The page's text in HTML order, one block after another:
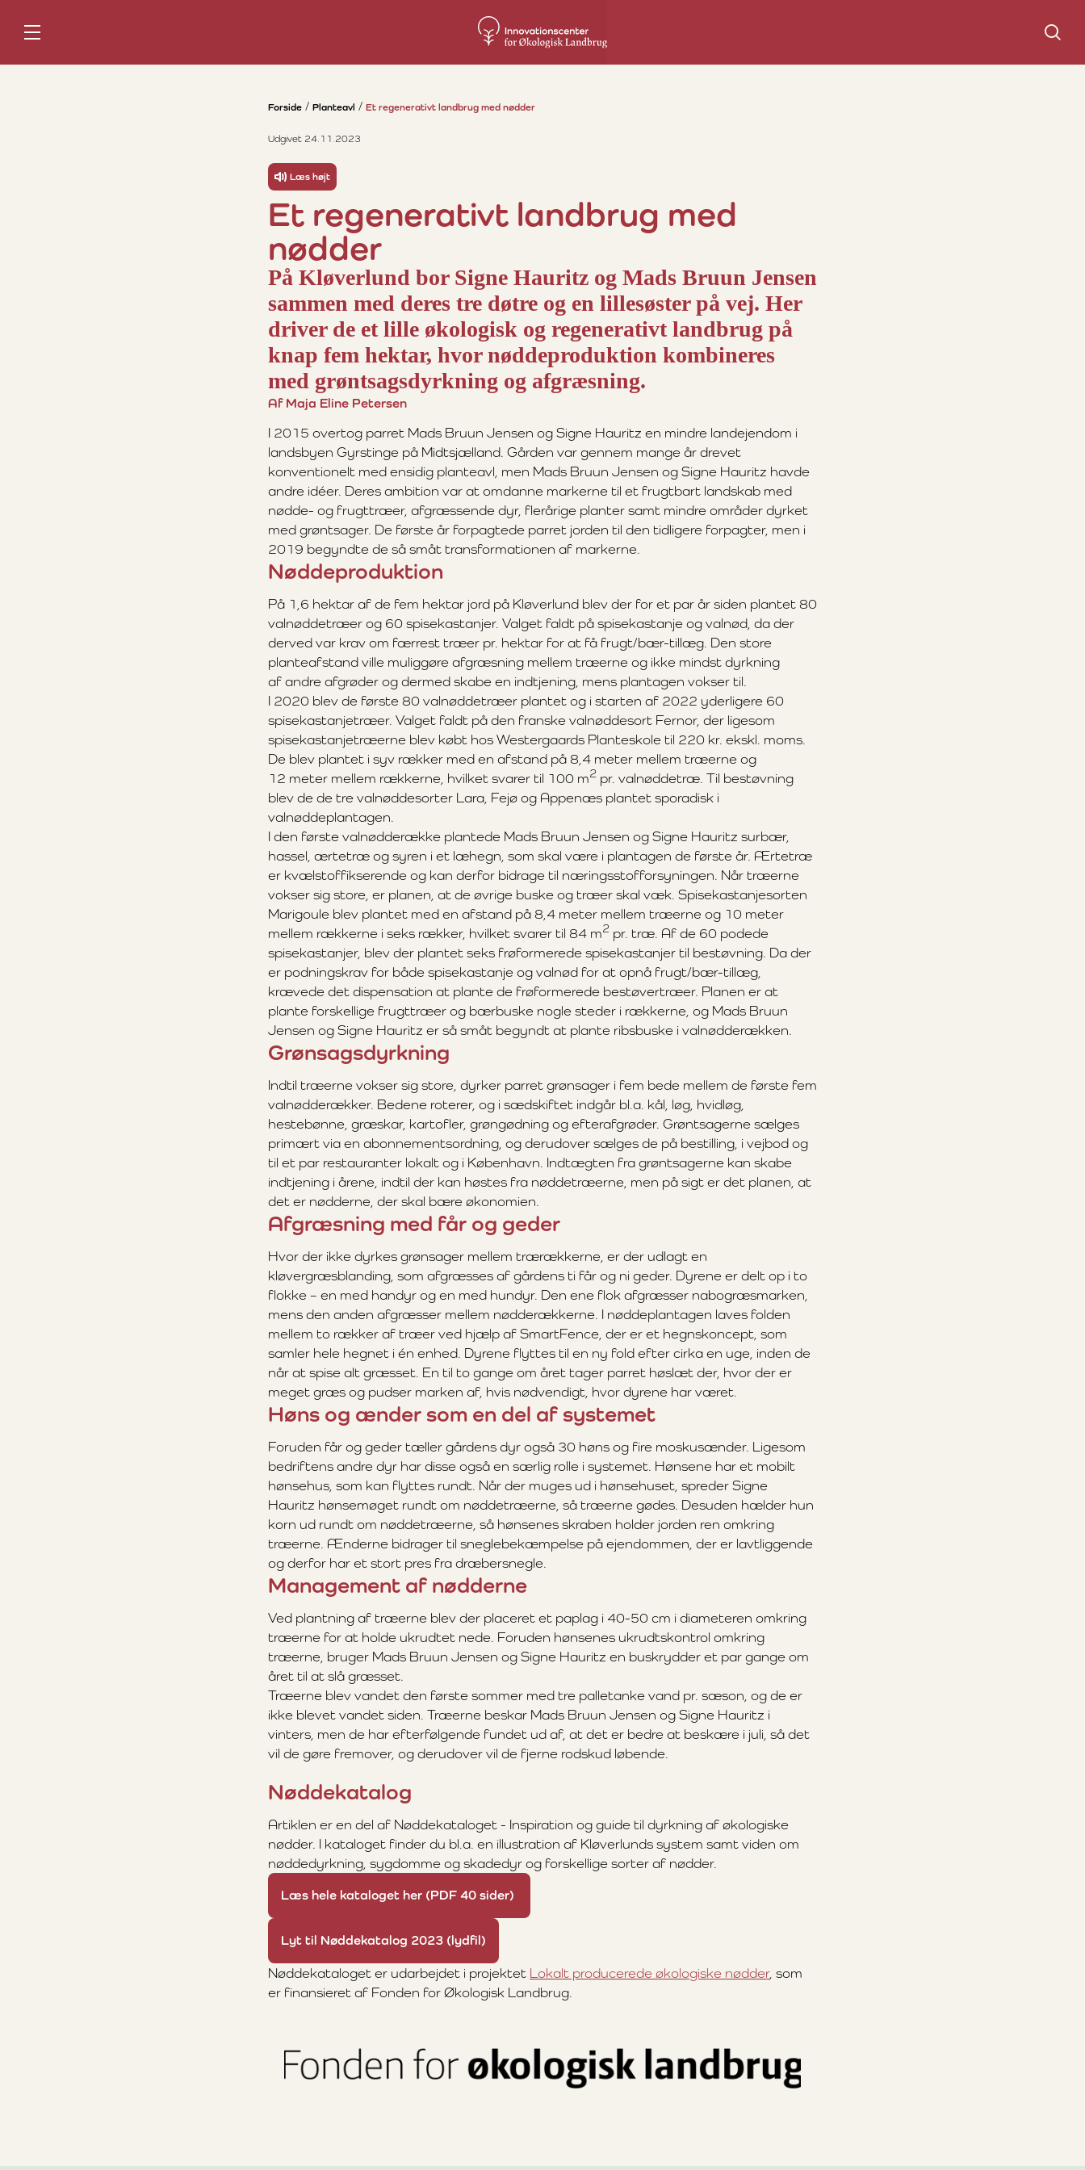
Søg
Forside Planteavl Et regenerativt landbrug med nødder
Udgivet 24.11.2023
Læs højt
Et regenerativt landbrug med
nødder
På Kløverlund bor Signe Hauritz og Mads Bruun Jensen
sammen med deres tre døtre og en lillesøster på vej. Her
driver de et lille økologisk og regenerativt landbrug på
knap fem hektar, hvor nøddeproduktion kombineres
med grøntsagsdyrkning og afgræsning.
Af Maja Eline Petersen
I 2015 overtog parret Mads Bruun Jensen og Signe Hauritz en mindre landejendom i
landsbyen Gyrstinge på Midtsjælland. Gården var gennem mange år drevet
konventionelt med ensidig planteavl, men Mads Bruun Jensen og Signe Hauritz havde
andre idéer. Deres ambition var at omdanne markerne til et frugtbart landskab med
nødde- og frugttræer, afgræssende dyr, flerårige planter samt mindre områder dyrket
med grøntsager. De første år forpagtede parret jorden til den tidligere forpagter, men i
2019 begyndte de så småt transformationen af markerne.
Nøddeproduktion
På 1,6 hektar af de fem hektar jord på Kløverlund blev der for et par år siden plantet 80
valnøddetræer og 60 spisekastanjer. Valget faldt på spisekastanje og valnød, da der
derved var krav om færrest træer pr. hektar for at få frugt/bær-tillæg. Den store
planteafstand ville muliggøre afgræsning mellem træerne og ikke mindst dyrkning
af andre afgrøder og dermed skabe en indtjening, mens plantagen vokser til.
I 2020 blev de første 80 valnøddetræer plantet og i starten af 2022 yderligere 60
spisekastanjetræer. Valget faldt på den franske valnøddesort Fernor, der ligesom
spisekastanjetræerne blev købt hos Westergaards Planteskole til 220 kr. ekskl. moms.
De blev plantet i syv rækker med en afstand på 8,4 meter mellem træerne og
12 meter mellem rækkerne, hvilket svarer til 100 m2 pr. valnøddetræ. Til bestøvning
blev de de tre valnøddesorter Lara, Fejø og Appenæs plantet sporadisk i
valnøddeplantagen.
I den første valnødderække plantede Mads Bruun Jensen og Signe Hauritz surbær,
hassel, ærtetræ og syren i et læhegn, som skal være i plantagen de første år. Ærtetræ
er kvælstoffikserende og kan derfor bidrage til næringsstofforsyningen. Når træerne
vokser sig store, er planen, at de øvrige buske og træer skal væk. Spisekastanjesorten
Marigoule blev plantet med en afstand på 8,4 meter mellem træerne og 10 meter
mellem rækkerne i seks rækker, hvilket svarer til 84 m2 pr. træ. Af de 60 podede
spisekastanjer, blev der plantet seks frøformerede spisekastanjer til bestøvning. Da der
er podningskrav for både spisekastanje og valnød for at opnå frugt/bær-tillæg,
krævede det dispensation at plante de frøformerede bestøvertræer. Planen er at
plante forskellige frugttræer og bærbuske nogle steder i rækkerne, og Mads Bruun
Jensen og Signe Hauritz er så småt begyndt at plante ribsbuske i valnødderækken.
Grønsagsdyrkning
Indtil træerne vokser sig store, dyrker parret grønsager i fem bede mellem de første fem
valnødderækker. Bedene roterer, og i sædskiftet indgår bl.a. kål, løg, hvidløg,
hestebønne, græskar, kartofler, grøngødning og efterafgrøder. Grøntsagerne sælges
primært via en abonnementsordning, og derudover sælges de på bestilling, i vejbod og
til et par restauranter lokalt og i København. Indtægten fra grøntsagerne kan skabe
indtjening i årene, indtil der kan høstes fra nøddetræerne, men på sigt er det planen, at
det er nødderne, der skal bære økonomien.
Afgræsning med får og geder
Hvor der ikke dyrkes grønsager mellem trærækkerne, er der udlagt en
kløvergræsblanding, som afgræsses af gårdens ti får og ni geder. Dyrene er delt op i to
flokke – en med handyr og en med hundyr. Den ene flok afgræsser nabogræsmarken,
mens den anden afgræsser mellem nødderækkerne. I nøddeplantagen laves folden
mellem to rækker af træer ved hjælp af SmartFence, der er et hegnskoncept, som
samler hele hegnet i én enhed. Dyrene flyttes til en ny fold efter cirka en uge, inden de
når at spise alt græsset. En til to gange om året tager parret høslæt der, hvor der er
meget græs og pudser marken af, hvis nødvendigt, hvor dyrene har været.
Høns og ænder som en del af systemet
Foruden får og geder tæller gårdens dyr også 30 høns og fire moskusænder. Ligesom
bedriftens andre dyr har disse også en særlig rolle i systemet. Hønsene har et mobilt
hønsehus, som kan flyttes rundt. Når der muges ud i hønsehuset, spreder Signe
Hauritz hønsemøget rundt om nøddetræerne, så træerne gødes. Desuden hælder hun
korn ud rundt om nøddetræerne, så hønsenes skraben holder jorden ren omkring
træerne. Ænderne bidrager til sneglebekæmpelse på ejendommen, der er lavtliggende
og derfor har et stort pres fra dræbersnegle.
Management af nødderne
Ved plantning af træerne blev der placeret et paplag i 40-50 cm i diameteren omkring
træerne for at holde ukrudtet nede. Foruden hønsenes ukrudtskontrol omkring
træerne, bruger Mads Bruun Jensen og Signe Hauritz en buskrydder et par gange om
året til at slå græsset.
Træerne blev vandet den første sommer med tre palletanke vand pr. sæson, og de er
ikke blevet vandet siden. Træerne beskar Mads Bruun Jensen og Signe Hauritz i
vinters, men de har efterfølgende fundet ud af, at det er bedre at beskære i juli, så det
vil de gøre fremover, og derudover vil de fjerne rodskud løbende.
Nøddekatalog
Artiklen er en del af Nøddekataloget - Inspiration og guide til dyrkning af økologiske
nødder. I kataloget finder du bl.a. en illustration af Kløverlunds system samt viden om
nøddedyrkning, sygdomme og skadedyr og forskellige sorter af nødder.
Læs hele kataloget her (PDF 40 sider)
Lyt til Nøddekatalog 2023 (lydfil)
Nøddekataloget er udarbejdet i projektet Lokalt producerede økologiske nødder, som
er finansieret af Fonden for Økologisk Landbrug.